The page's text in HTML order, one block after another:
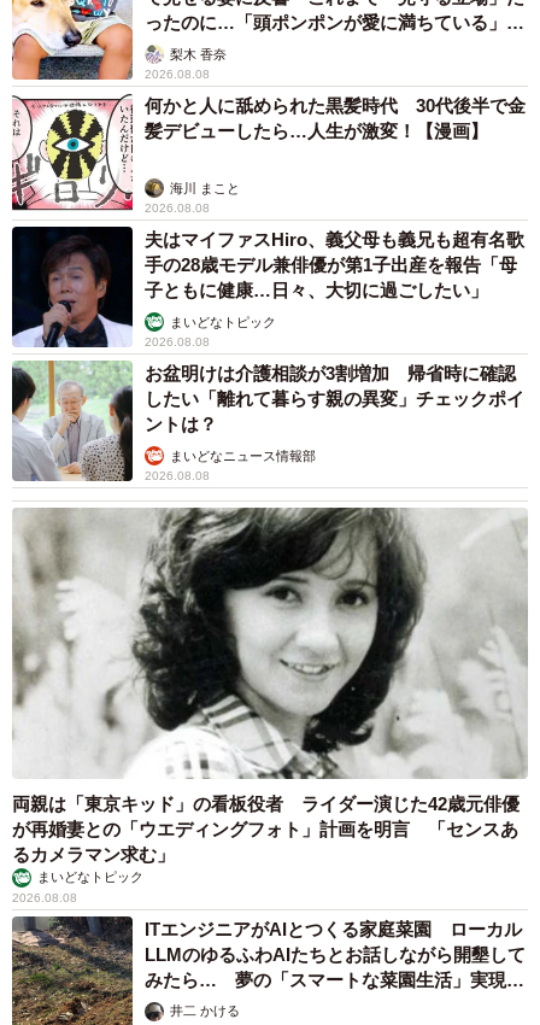
ったのに…「頭ポンポンが愛に満ちている」
「尊…」
梨木 香奈
2026.08.08
何かと人に舐められた黒髪時代 30代後半で金
髪デビューしたら…人生が激変！【漫画】
海川 まこと
2026.08.08
夫はマイファスHiro、義父母も義兄も超有名歌
手の28歳モデル兼俳優が第1子出産を報告「母
子ともに健康…日々、大切に過ごしたい」
まいどなトピック
2026.08.08
お盆明けは介護相談が3割増加 帰省時に確認
したい「離れて暮らす親の異変」チェックポイ
ントは？
まいどなニュース情報部
2026.08.08
両親は「東京キッド」の看板役者 ライダー演じた42歳元俳優
が再婚妻との「ウエディングフォト」計画を明言 「センスあ
るカメラマン求む」
まいどなトピック
2026.08.08
ITエンジニアがAIとつくる家庭菜園 ローカル
LLMのゆるふわAIたちとお話しながら開墾して
みたら… 夢の「スマートな菜園生活」実現な
るか井二 かける